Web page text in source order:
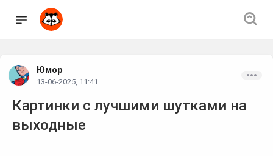
Юмор
13-06-2025, 11:41
Картинки с лучшими шутками на
выходные